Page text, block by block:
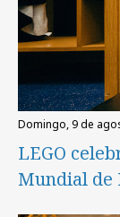
domingo, 9 de
LEGO
Mundial de